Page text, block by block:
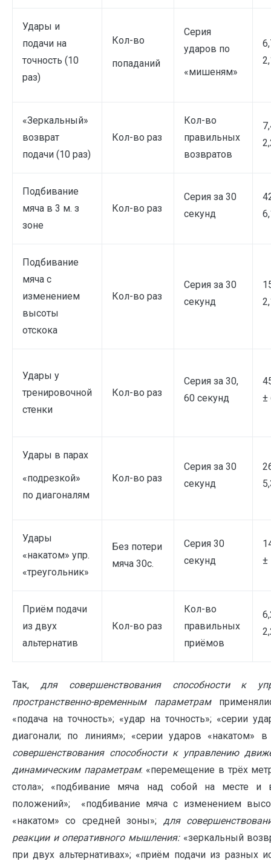
Удары и
подачи на
точность (10
раз)
Кол-во
попаданий
Серия
ударов по
«мишеням»
«Зеркальный»
возврат
подачи (10 раз)
Кол-во раз
Кол-во
правильных
возвратов
Подбивание
мяча в 3 м. з
зоне
Кол-во раз
Серия за 30
секунд
Подбивание
мяча с
изменением
высоты
отскока
Кол-во раз
Серия за 30
секунд
Удары у
тренировочной
стенки
Кол-во раз
Серия за 30,
60 секунд
±
Удары в парах
«подрезкой»
по диагоналям
Кол-во раз
Серия за 30
секунд
Удары
«накатом» упр.
«треугольник»
Без потери
мяча 30с.
Серия 30
секунд
±
Приём подачи
из двух
альтернатив
Кол-во раз
Кол-во
правильных
приёмов
Так, для совершенствования способности к
пространственно-временным параметрам
«подача на точность»; «удар на точность»; «серии
диагонали; по линиям»; «серии ударов «накатом»
совершенствования способности к управлению
динамическим параметрам: «перемещение в трёх
стола»; «подбивание мяча над собой на месте
положений»; «подбивание мяча с изменением
«накатом» со средней зоны»; для
реакции и оперативного мышления:«зеркальный
при двух альтернативах»; «приём подачи из разных